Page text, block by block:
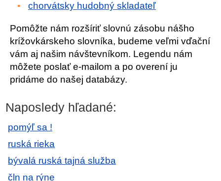
chorvátsky hudobný skladateľ
Pomôžte nám rozšíriť slovnú zásobu nášho
krížovkárskeho slovníka, budeme veľmi vďační
vám aj našim návštevníkom. Legendu nám
môžete poslať e-mailom a po overení ju
pridáme do našej databázy.
Naposledy hľadané:
pomýľ sa !
ruská rieka
bývalá ruská tajná služba
čln na rýne